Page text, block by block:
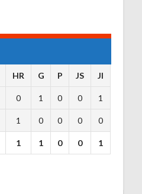
HR G P JS JI
0 1 0 0 1
1 0 0 0 0
1 1 0 0 1